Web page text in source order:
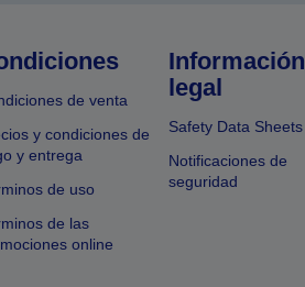
de venta
y condiciones de
y entrega
de uso
de las
online
Información
legal
Safety Data Sheets
Notificaciones de
seguridad